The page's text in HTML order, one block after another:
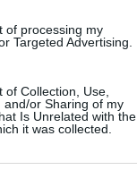
of processing my
Targeted Advertising.
of Collection, Use,
and/or Sharing of my
Is Unrelated with the
it was collected.